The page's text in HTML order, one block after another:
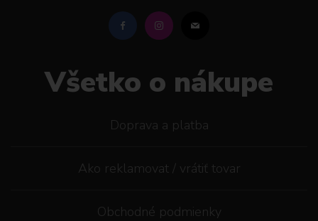
Všetko o nákupe
Doprava a platba
Ako reklamovat / vrátiť tovar
Obchodné podmienky